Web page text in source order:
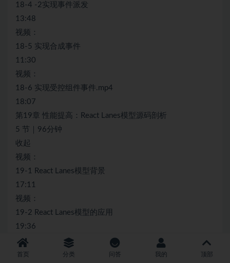
18-4 -2实现事件派发
13:48
视频：
18-5 实现合成事件
11:30
视频：
18-6 实现受控组件事件.mp4
18:07
第19章 性能提高：React Lanes模型源码剖析
5 节｜96分钟
收起
视频：
19-1 React Lanes模型背景
17:11
视频：
19-2 React Lanes模型的应用
19:36
视频：
19-3 React Lanes 模型常用工具函数
首页 分类 问答 我的 顶部